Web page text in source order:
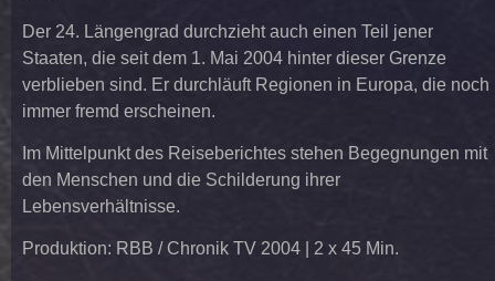
Der 24. Längengrad durchzieht auch einen Teil jener
Staaten, die seit dem 1. Mai 2004 hinter dieser Grenze
verblieben sind. Er durchläuft Regionen in Europa, die noch
immer fremd erscheinen.
Im Mittelpunkt des Reiseberichtes stehen Begegnungen mit
den Menschen und die Schilderung ihrer
Lebensverhältnisse.
Produktion: RBB / Chronik TV 2004 | 2 x 45 Min.